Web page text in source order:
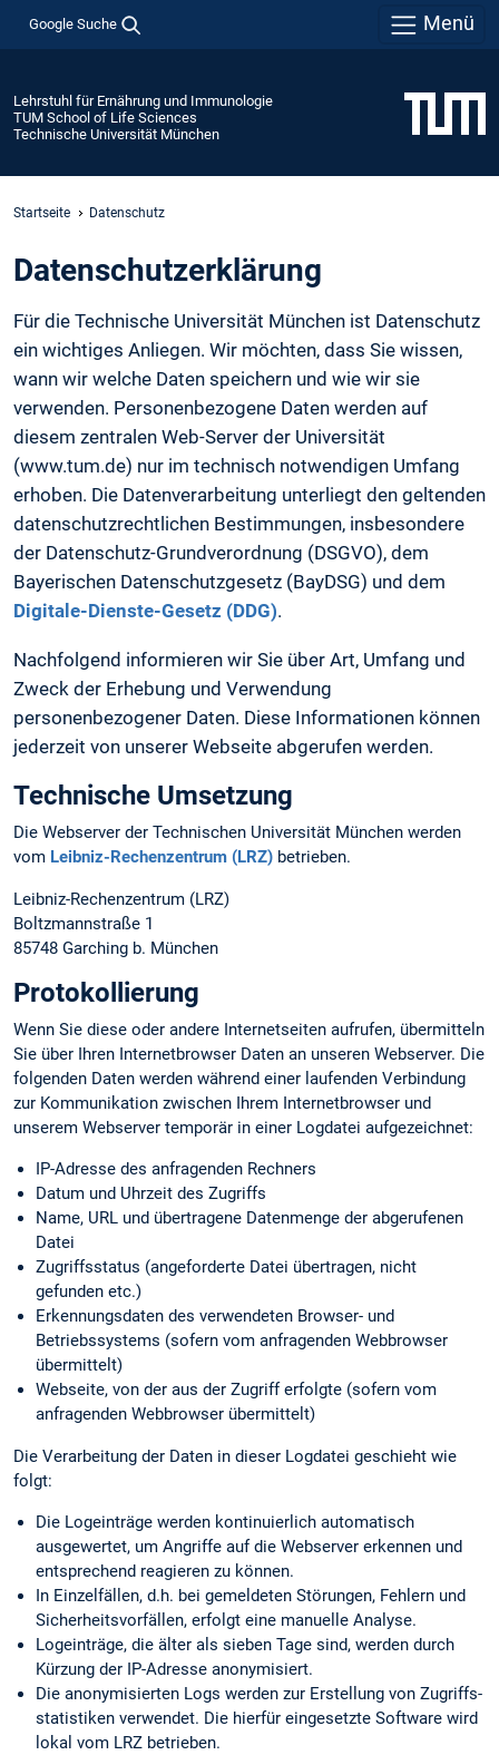
Google Suche Menü
Lehrstuhl für Ernährung und Immunologie
TUM School of Life Sciences
Technische Universität München
Startseite Datenschutz
Daten­schutz­erklärung
Für die Technische Universität München ist Datenschutz
ein wichtiges Anliegen. Wir möchten, dass Sie wissen,
wann wir welche Daten speichern und wie wir sie
verwenden. Personenbezogene Daten werden auf
diesem zentralen Web-Server der Universität
(www.tum.de) nur im technisch notwendigen Umfang
erhoben. Die Datenverarbeitung unterliegt den geltenden
datenschutzrechtlichen Bestimmungen, insbesondere
der Datenschutz-Grundverordnung (DSGVO), dem
Bayerischen Datenschutzgesetz (BayDSG) und dem
Digitale-Dienste-Gesetz (DDG).
Nachfolgend informieren wir Sie über Art, Umfang und
Zweck der Erhebung und Verwendung
personenbezogener Daten. Diese Informationen können
jederzeit von unserer Webseite abgerufen werden.
Technische Umsetzung
Die Webserver der Technischen Universität München werden
vom Leibniz-Rechenzentrum (LRZ) betrieben.
Leibniz-Rechenzentrum (LRZ)
Boltzmannstraße 1
85748 Garching b. München
Protokollierung
Wenn Sie diese oder andere Internetseiten aufrufen, übermitteln
Sie über Ihren Internetbrowser Daten an unseren Webserver. Die
folgenden Daten werden während einer laufenden Verbindung
zur Kommunikation zwischen Ihrem Internetbrowser und
unserem Webserver temporär in einer Logdatei aufgezeichnet:
IP-Adresse des anfragenden Rechners
Datum und Uhrzeit des Zugriffs
Name, URL und übertragene Datenmenge der abgerufenen
Datei
Zugriffsstatus (angeforderte Datei übertragen, nicht
gefunden etc.)
Erkennungs­daten des verwendeten Browser- und
Betriebssystems (sofern vom anfragenden Webbrowser
übermittelt)
Webseite, von der aus der Zugriff erfolgte (sofern vom
anfragenden Webbrowser übermittelt)
Die Verarbeitung der Daten in dieser Logdatei geschieht wie
folgt:
Die Logeinträge werden kontinuierlich automatisch
ausgewertet, um Angriffe auf die Webserver erkennen und
entsprechend reagieren zu können.
In Einzelfällen, d.h. bei gemeldeten Störungen, Fehlern und
Sicherheits­vorfällen, erfolgt eine manuelle Analyse.
Logeinträge, die älter als sieben Tage sind, werden durch
Kürzung der IP-Adresse anonymisiert.
Die anonymisierten Logs werden zur Erstellung von Zugriffs­
statistiken verwendet. Die hierfür eingesetzte Software wird
lokal vom LRZ betrieben.